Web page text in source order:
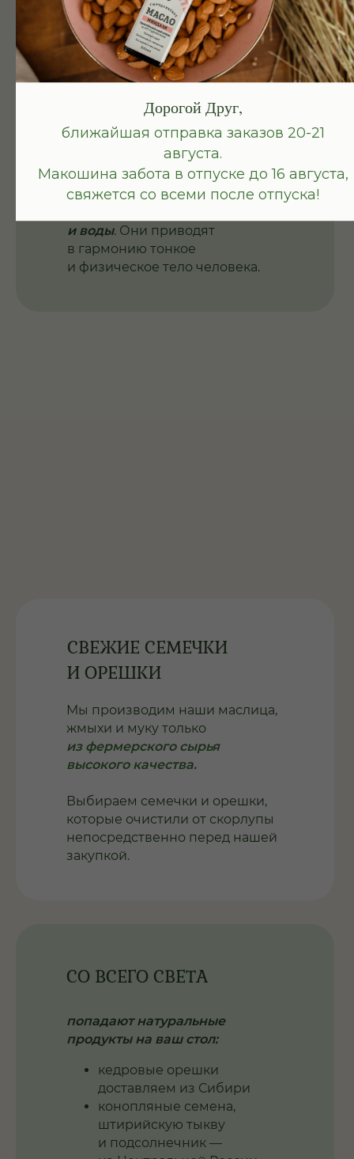
Каждый живой продукт имеет
не просто набор КБЖУ,
витаминов и минералов.
Истинно природные продукты
всегда заряженыэнергией
и воды. Они приводят
в гармонию тонкое
и физическое тело человека.
попадают натуральные
продукты на ваш стол:
кедровые орешки
доставляем из Сибири
конопляные семена,
штирийскую тыкву
и подсолнечник —
Мы производим наши маслица,
жмыхи и муку только
из фермерского сырья
высокого качества.
Выбираем семечки и орешки,
которые очистили от скорлупы
непосредственно перед нашей
закупкой.
ЭНЕРГИЯ
ОТ САМОЙ ПРИРОДЫ
СО ВСЕГО СВЕТА
СВЕЖИЕ СЕМЕЧКИ
И ОРЕШКИ
Дорогой Друг,
ближайшая отправка заказов 20-21
августа.
Макошина забота в отпуске до 16 августа,
свяжется со всеми после отпуска!